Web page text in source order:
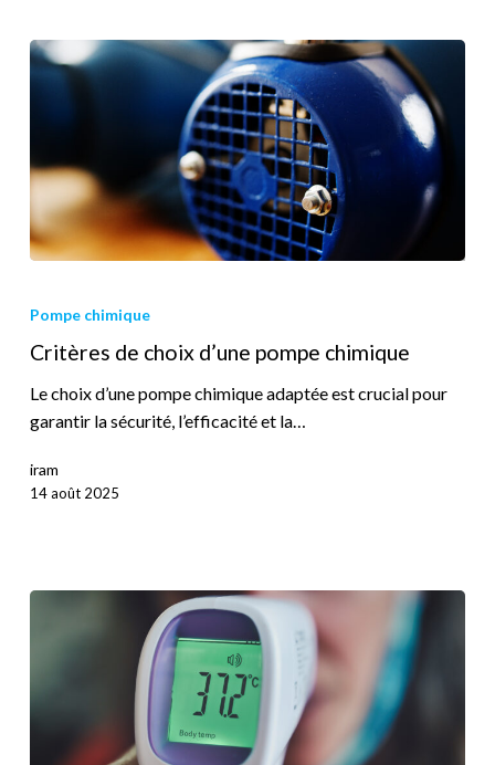
Pompe chimique
Critères de choix d’une pompe chimique
Le choix d’une pompe chimique adaptée est crucial pour
garantir la sécurité, l’efficacité et la…
iram
14 août 2025